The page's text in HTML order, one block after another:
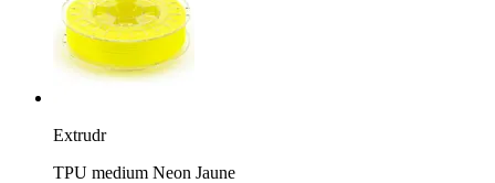
Extrudr
TPU medium Neon Jaune